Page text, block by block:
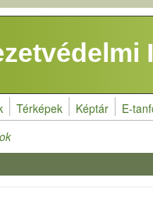
Térképek Képtár E-